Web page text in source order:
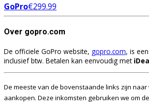
GoPro€299.99
Over gopro.com
De officiele GoPro website, gopro.com, is
inclusief btw. Betalen kan eenvoudig met
De meeste van de bovenstaande links zijn
aankopen. Deze inkomsten gebruiken we om